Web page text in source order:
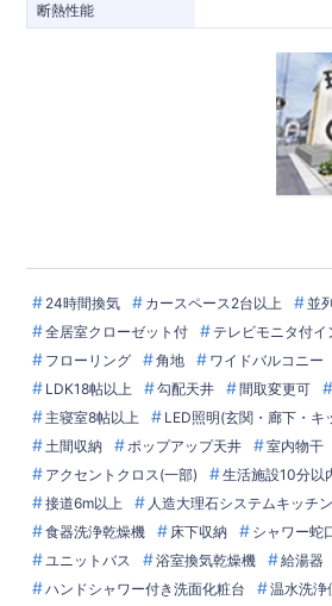
断熱性能
24時間換気 カースペース2台以上
並
全居室クローゼット付
テレビモニタ付イ
フローリング
角地 ワイドバルコニー
LDK18帖以上
勾配天井 間取変更可
主寝室8帖以上
LED照明(玄関・廊下・キ
土間収納
ポップアップ天井
室内物干
アクセントクロス(一部)
生活施設10分以
接道6m以上
人造大理石システムキッチ
食器洗浄乾燥機
床下収納 シャワー蛇
ユニットバス
浴室換気乾燥機
給湯器
ハンドシャワー付き洗面化粧台
温水洗浄